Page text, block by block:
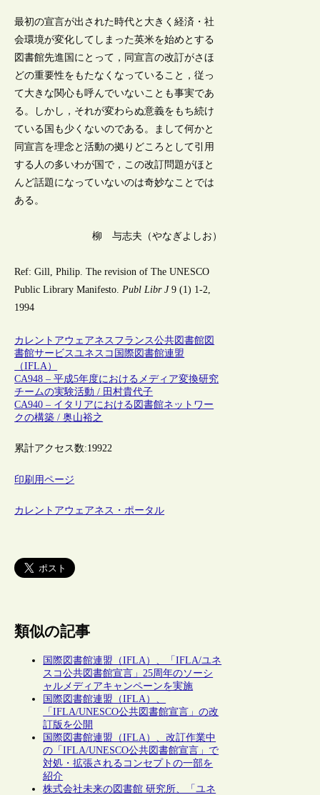
最初の宣言が出された時代と大きく経済・社
会環境が変化してしまった英米を始めとする
図書館先進国にとって，同宣言の改訂がさほ
どの重要性をもたなくなっていること，従っ
て大きな関心も呼んでいないことも事実であ
る。しかし，それが変わらぬ意義をもち続け
ている国も少くないのである。まして何かと
同宣言を理念と活動の拠りどころとして引用
する人の多いわが国で，この改訂問題がほと
んど話題になっていないのは奇妙なことでは
ある。
柳 与志夫（やなぎよしお）
Ref: Gill, Philip. The revision of The UNESCO
Public Library Manifesto. Publ Libr J9 (1) 1-2,
1994
カレントアウェアネス フランス公共図書館図
書館サービスユネスコ 国際図書館連盟
（IFLA）
CA948 – 平成5年度におけるメディア変換研究
チームの実験活動 / 田村貴代子
CA940 – イタリアにおける図書館ネットワー
クの構築 / 奥山裕之
累計アクセス数:19922
印刷用ページ
カレントアウェアネス・ポータル
類似の記事
国際図書館連盟（IFLA）、「IFLA/ユネ
スコ公共図書館宣言」25周年のソーシ
ャルメディアキャンペーンを実施
国際図書館連盟（IFLA）、
「IFLA/UNESCO公共図書館宣言」の改
訂版を公開
国際図書館連盟（IFLA）、改訂作業中
の「IFLA/UNESCO公共図書館宣言」で
対処・拡張されるコンセプトの一部を
紹介
株式会社未来の図書館 研究所、「ユネ